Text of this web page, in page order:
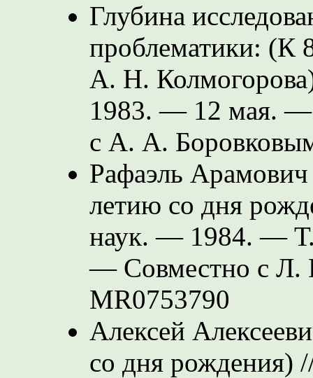
Глубина
проблематики: (К
А. Н.
1983. — 12 мая. —
с А. А.
Рафаэль
летию со дня
наук. — 1984. —
— Совместно с Л.
MR0753790
Алексей
со дня рождения)